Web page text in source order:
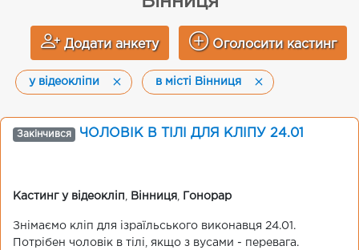
Додати анкету Оголосити кастинг
у відеокліпи в місті Вінниця
Закінчився ЧОЛОВІК В ТІЛІ ДЛЯ КЛІПУ 24.01
Кастинг у відеокліп Вінниця Гонорар
Знімаємо кліп для ізраїльського виконавця 24.01.
Потрібен чоловік в тілі, якщо з вусами - перевага.